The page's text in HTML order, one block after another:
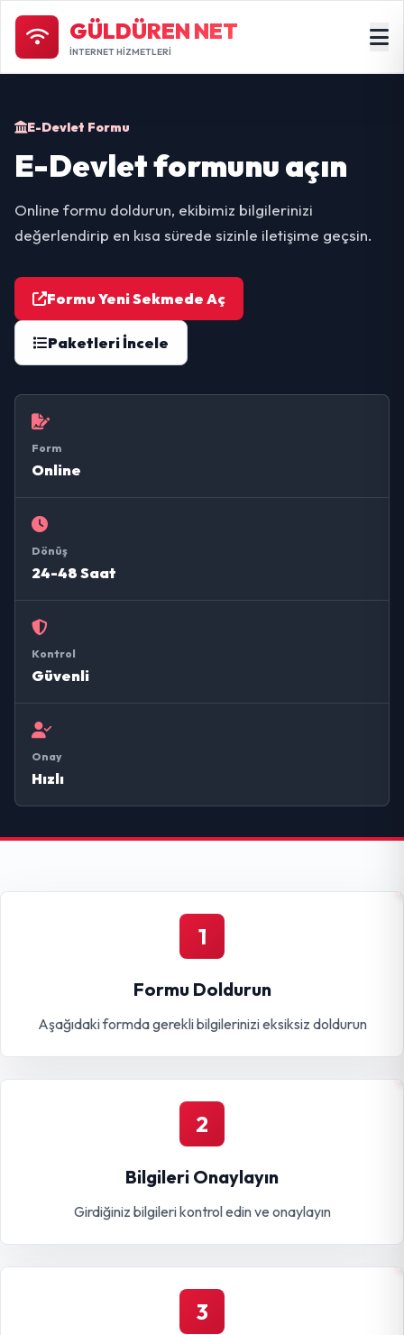
GÜLDÜREN NET
İNTERNET HİZMETLERİ
E-Devlet Formu
E-Devlet formunu açın
Online formu doldurun, ekibimiz bilgilerinizi
değerlendirip en kısa sürede sizinle iletişime geçsin.
Formu Yeni Sekmede Aç
Paketleri İncele
Form
Online
Dönüş
24-48 Saat
Kontrol
Güvenli
Onay
Hızlı
1
Formu Doldurun
Aşağıdaki formda gerekli bilgilerinizi eksiksiz doldurun
2
Bilgileri Onaylayın
Girdiğiniz bilgileri kontrol edin ve onaylayın
3